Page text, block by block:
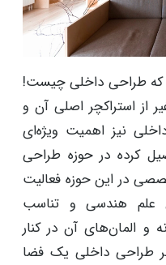
که طراحی داخلی چیست!
استراکچر اصلی آن و
نیز اهمیت ویژه‌ای
کرده در حوزه طراحی
در این حوزه فعالیت
علم هندسی و تناسب
المان‌های آن در کنار
طراحی داخلی یک فضا